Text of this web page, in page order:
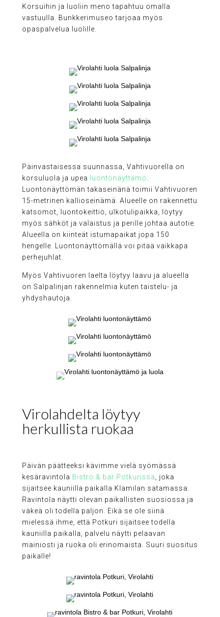
Korsuihin ja luoliin meno tapahtuu omalla
vastuulla. Bunkkerimuseo tarjoaa myös
opaspalvelua luolille.
Päinvastaisessa suunnassa, Vahtivuorella on
korsuluola ja upea
luontonäyttämö.
Luontonäyttömän takaseinänä toimii Vahtivuoren
15-metrinen kallioseinämä. Alueelle on rakennettu
katsomot, luontokeittiö, ulkotulipaikka, löytyy
myös sähköt ja valaistus ja perille johtaa autotie.
Alueella on kiinteät istumapaikat jopa 150
hengelle. Luontonäyttömällä voi pitää vaikkapa
perhejuhlat.
Myös Vahtivuoren laelta löytyy laavu ja alueella
on Salpalinjan rakennelmia kuten taistelu- ja
yhdyshautoja.
Virolahdelta löytyy
herkullista ruokaa
Päivän päätteeksi kävimme vielä syömässä
kesäravintola Bistro & bar Potkurissa, joka
sijaitsee kauniilla paikalla Klamilan satamassa.
Ravintola näytti olevan paikallisten suosiossa ja
väkeä oli todella paljon. Eikä se ole siinä
mielessä ihme, että Potkuri sijaitsee todella
kauniilla paikalla, palvelu näytti pelaavan
mainiosti ja ruoka oli erinomaista. Suuri suositus
paikalle!